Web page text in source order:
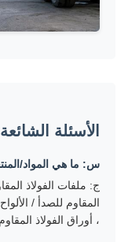
الأسئلة الشائعة
س: ما هي المواد/المنتجات
ج: ملفات الفولاذ المقاوم
المقاوم للصدأ / الألواح ،
، أوراق الفولاذ المقاوم